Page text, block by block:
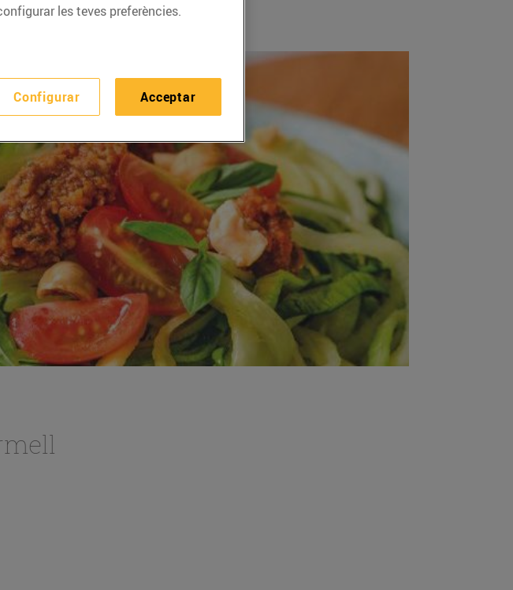
les teves preferències.
Configurar Acceptar